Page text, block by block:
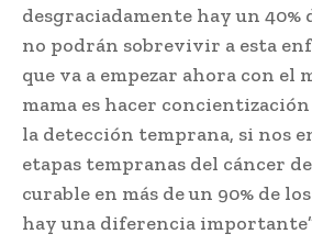
desgraciadamente hay un 40%
no podrán sobrevivir a esta
que va a empezar ahora con el
mama es hacer
la detección temprana, si nos
etapas tempranas del cáncer
curable en más de un 90% de
hay una diferencia